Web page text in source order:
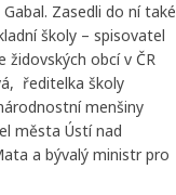
Zasedli do ní také
školy – spisovatel
obcí v ČR
ředitelka školy
menšiny
města Ústí nad
a bývalý ministr pro